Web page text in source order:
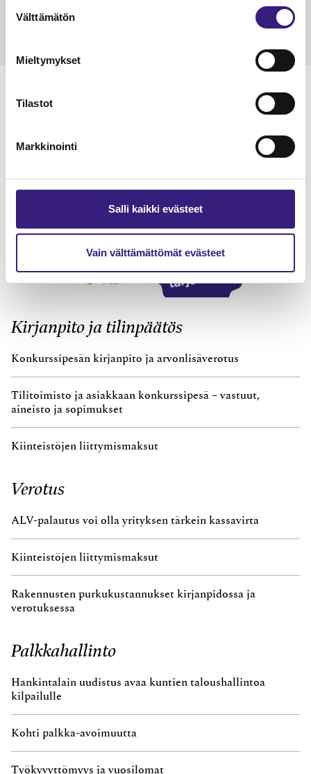
valinta
Välttämätön
Mieltymykset
Tilastot
Markkinointi
Salli kaikki evästeet
Vain välttämättömät evästeet
24.3.2026 2 min
Kirjanpito ja tilinpäätös
Konkurssipesän kirjanpito ja arvonlisäverotus
Tilitoimisto ja asiakkaan konkurssipesä – vastuut,
aineisto ja sopimukset
Kiinteistöjen liittymismaksut
Verotus
ALV-palautus voi olla yrityksen tärkein kassavirta
Kiinteistöjen liittymismaksut
Rakennusten purkukustannukset kirjanpidossa ja
verotuksessa
Palkkahallinto
Hankintalain uudistus avaa kuntien taloushallintoa
kilpailulle
Kohti palkka-avoimuutta
Työkyvyttömyys ja vuosilomat